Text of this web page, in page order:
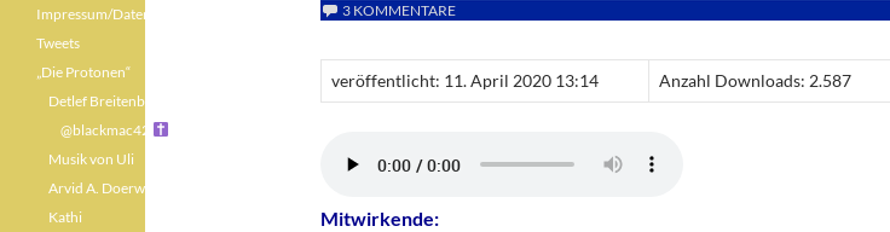
3 KOMMENTARE
veröffentlicht: 11. April 2020 13:14 Anzahl Downloads: 2.587
Mitwirkende:
Impressum/Datenschutz
Tweets
„Die Protonen“
Detlef Breitenbach
@blackmac42
Musik von Uli
Arvid A. Doerwald
Kathi